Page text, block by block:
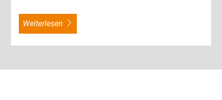
weiterlesen